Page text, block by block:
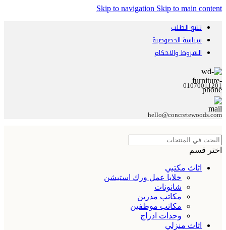
Skip to navigation Skip to main content
تتبع الطلب
سياسة الخصوصية
الشروط والاحكام
01070011201
hello@concretewoods.com
اختر قسم
اثاث مكتبي
خلايا عمل ورك استيشن
شانونات
مكاتب مدرين
مكاتب موظفين
وحدات ادراج
اثاث منزلي